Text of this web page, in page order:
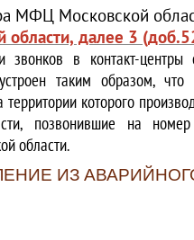
МФЦ Московской
области, далее 3
в контакт-центры
таким образом, что
которого
позвонившие на
области.
ИЗ